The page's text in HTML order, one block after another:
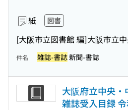
紙 図書
[大阪市立図書館 編]大阪市立
件名 雑誌-書誌新聞-書誌
大阪府立中央
雑誌受入目録